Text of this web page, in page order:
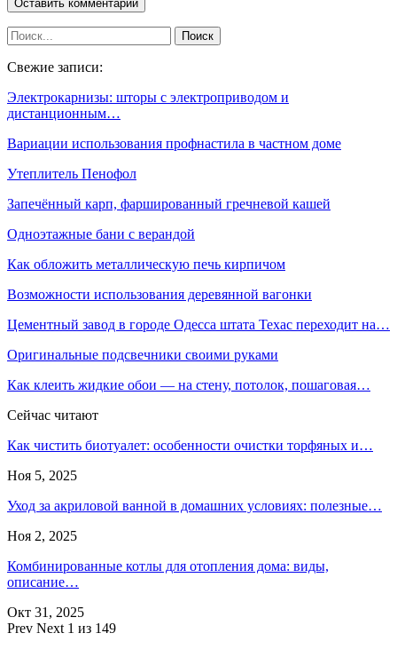
Свежие записи:
Электрокарнизы: шторы с электроприводом и
дистанционным…
Вариации использования профнастила в частном доме
Утеплитель Пенофол
Запечённый карп, фаршированный гречневой кашей
Одноэтажные бани с верандой
Как обложить металлическую печь кирпичом
Возможности использования деревянной вагонки
Цементный завод в городе Одесса штата Техас переходит на…
Оригинальные подсвечники своими руками
Как клеить жидкие обои — на стену, потолок, пошаговая…
Сейчас читают
Как чистить биотуалет: особенности очистки торфяных и…
Ноя 5, 2025
Уход за акриловой ванной в домашних условиях: полезные…
Ноя 2, 2025
Комбинированные котлы для отопления дома: виды,
описание…
Окт 31, 2025
Prev Next 1 из 149